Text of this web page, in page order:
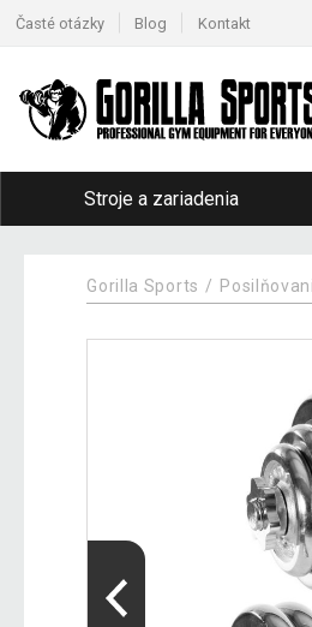
Časté otázky Blog Kontakt
Stroje a zariadenia
Gorilla Sports